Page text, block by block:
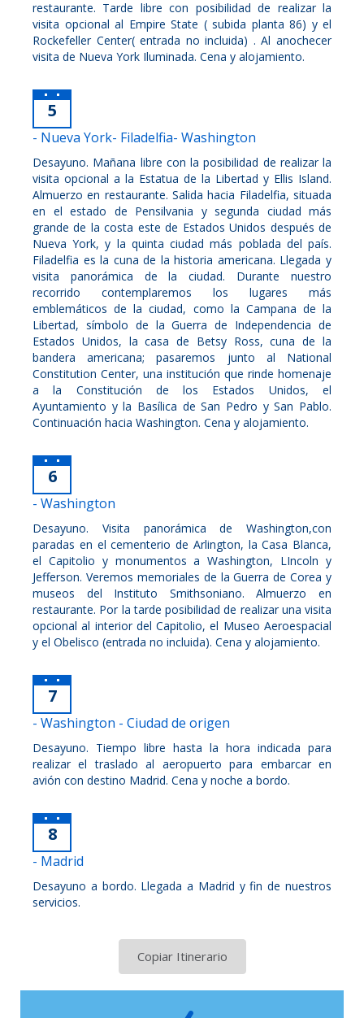
restaurante. Tarde libre con posibilidad de realizar la
visita opcional al Empire State ( subida planta 86) y el
Rockefeller Center( entrada no incluida) . Al anochecer
visita de Nueva York Iluminada. Cena y alojamiento.
5
- Nueva York- Filadelfia- Washington
Desayuno. Mañana libre con la posibilidad de realizar la
visita opcional a la Estatua de la Libertad y Ellis Island.
Almuerzo en restaurante. Salida hacia Filadelfia, situada
en el estado de Pensilvania y segunda ciudad más
grande de la costa este de Estados Unidos después de
Nueva York, y la quinta ciudad más poblada del país.
Filadelfia es la cuna de la historia americana. Llegada y
visita panorámica de la ciudad. Durante nuestro
recorrido contemplaremos los lugares más
emblemáticos de la ciudad, como la Campana de la
Libertad, símbolo de la Guerra de Independencia de
Estados Unidos, la casa de Betsy Ross, cuna de la
bandera americana; pasaremos junto al National
Constitution Center, una institución que rinde homenaje
a la Constitución de los Estados Unidos, el
Ayuntamiento y la Basílica de San Pedro y San Pablo.
Continuación hacia Washington. Cena y alojamiento.
6
- Washington
Desayuno. Visita panorámica de Washington,con
paradas en el cementerio de Arlington, la Casa Blanca,
el Capitolio y monumentos a Washington, LIncoln y
Jefferson. Veremos memoriales de la Guerra de Corea y
museos del Instituto Smithsoniano. Almuerzo en
restaurante. Por la tarde posibilidad de realizar una visita
opcional al interior del Capitolio, el Museo Aeroespacial
y el Obelisco (entrada no incluida). Cena y alojamiento.
7
- Washington - Ciudad de origen
Desayuno. Tiempo libre hasta la hora indicada para
realizar el traslado al aeropuerto para embarcar en
avión con destino Madrid. Cena y noche a bordo.
8
- Madrid
Desayuno a bordo. Llegada a Madrid y fin de nuestros
servicios.
Copiar Itinerario